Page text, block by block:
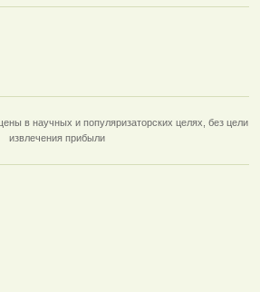
в научных и популяризаторских целях, без цели
извлечения прибыли